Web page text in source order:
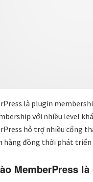
là plugin
với nhiều level
hỗ trợ nhiều cổng
hàng đồng thời phát triển
MemberPress